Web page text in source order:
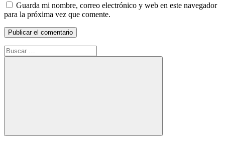
Guarda mi nombre, correo electrónico y web en este navegador
para la próxima vez que comente.
Buscar:
Buscar